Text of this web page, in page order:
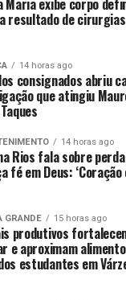
investidos R$
em julho
entre o km
593 (Nova Mutum).
investimento de
deste ano, para
de rodovia,
Verde.
e prefeito
da 163, construído
aproximadamente
dando acesso à
Maria exibe corpo
resultado de
14 horas ago
consignados abriu
que atingiu
14 horas ago
Rios fala sobre
fé em Deus: ‘Coração
GRANDE 15 horas ago
produtivos
e aproximam
estudantes em